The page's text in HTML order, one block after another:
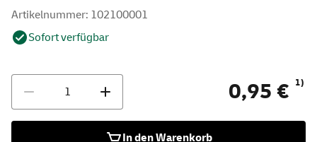
Artikelnummer: 102100001
Sofort verfügbar
0,95 € 1)
In den Warenkorb